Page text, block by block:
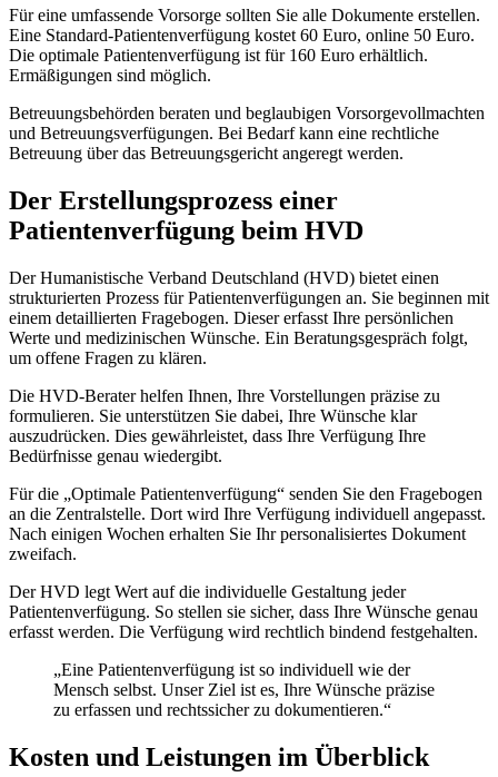
Für eine umfassende Vorsorge sollten Sie alle Dokumente erstellen.
Eine Standard-Patientenverfügung kostet 60 Euro, online 50 Euro.
Die optimale Patientenverfügung ist für 160 Euro erhältlich.
Ermäßigungen sind möglich.
Betreuungsbehörden beraten und beglaubigen Vorsorgevollmachten
und Betreuungsverfügungen. Bei Bedarf kann eine rechtliche
Betreuung über das Betreuungsgericht angeregt werden.
Der Erstellungsprozess einer
Patientenverfügung beim HVD
Der Humanistische Verband Deutschland (HVD) bietet einen
strukturierten Prozess für Patientenverfügungen an. Sie beginnen mit
einem detaillierten Fragebogen. Dieser erfasst Ihre persönlichen
Werte und medizinischen Wünsche. Ein Beratungsgespräch folgt,
um offene Fragen zu klären.
Die HVD-Berater helfen Ihnen, Ihre Vorstellungen präzise zu
formulieren. Sie unterstützen Sie dabei, Ihre Wünsche klar
auszudrücken. Dies gewährleistet, dass Ihre Verfügung Ihre
Bedürfnisse genau wiedergibt.
Für die „Optimale Patientenverfügung“ senden Sie den Fragebogen
an die Zentralstelle. Dort wird Ihre Verfügung individuell angepasst.
Nach einigen Wochen erhalten Sie Ihr personalisiertes Dokument
zweifach.
Der HVD legt Wert auf die individuelle Gestaltung jeder
Patientenverfügung. So stellen sie sicher, dass Ihre Wünsche genau
erfasst werden. Die Verfügung wird rechtlich bindend festgehalten.
„Eine Patientenverfügung ist so individuell wie der
Mensch selbst. Unser Ziel ist es, Ihre Wünsche präzise
zu erfassen und rechtssicher zu dokumentieren.“
Kosten und Leistungen im Überblick